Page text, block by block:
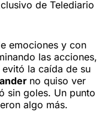
de Telediario
emociones y con
las acciones,
la caída de su
no quiso ver
sin goles. Un punto
algo más.